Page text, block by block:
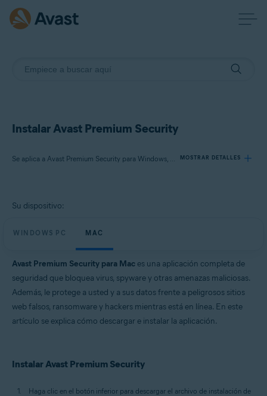
Instalar Avast Premium Security
Se aplica a Avast Premium Security para Windows, Avast Premium Security para Mac MOSTRAR DETALLES
Productos:
Avast Premium Security 15.x para Mac
Microsoft Windows 10 Home/Pro/Enterprise/Education - 32 o 64 bits
Microsoft Windows 8.1/Pro/Enterprise - 32 o 64 bits
Microsoft Windows 8/Pro/Enterprise - 32 o 64 bits
Premium/Professional/Enterprise/Ultimate - Service Pack 1 con
Apple macOS 13.x (Ventura)
Apple macOS 11.x (Big Sur)
Su dispositivo:
WINDOWS PC MAC
Avast Premium Security para Mac es una aplicación completa de
seguridad que bloquea virus, spyware y otras amenazas maliciosas.
Además, le protege a usted y a sus datos frente a peligrosos sitios
web falsos, ransomware y hackers mientras está en línea. En este
artículo se explica cómo descargar e instalar la aplicación.
Instalar Avast Premium Security
Haga clic en el botón inferior para descargar el archivo de instalación de